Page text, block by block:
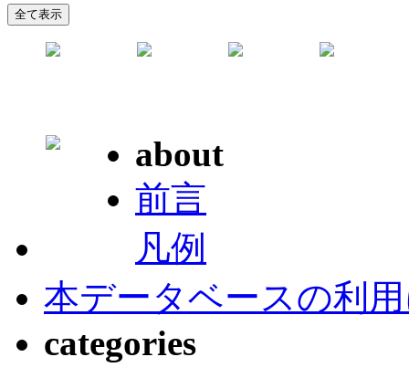
about
前言
凡例
本データベースの利
categories